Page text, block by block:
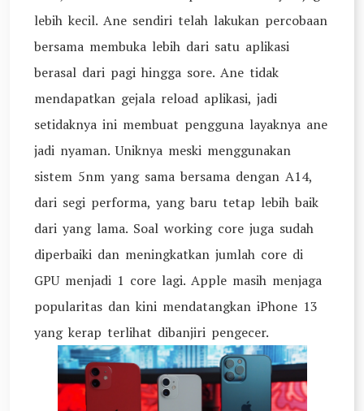
lebih kecil. Ane sendiri telah lakukan percobaan
bersama membuka lebih dari satu aplikasi
berasal dari pagi hingga sore. Ane tidak
mendapatkan gejala reload aplikasi, jadi
setidaknya ini membuat pengguna layaknya ane
jadi nyaman. Uniknya meski menggunakan
sistem 5nm yang sama bersama dengan A14,
dari segi performa, yang baru tetap lebih baik
dari yang lama. Soal working core juga sudah
diperbaiki dan meningkatkan jumlah core di
GPU menjadi 1 core lagi. Apple masih menjaga
popularitas dan kini mendatangkan iPhone 13
yang kerap terlihat dibanjiri pengecer.